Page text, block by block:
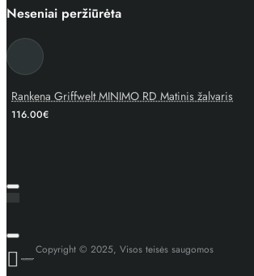
Neseniai peržiūrėta
Rankena Griffwelt MINIMO RD Matinis žalvaris
116.00€
Copyright © 2025, Visos teisės saugomos